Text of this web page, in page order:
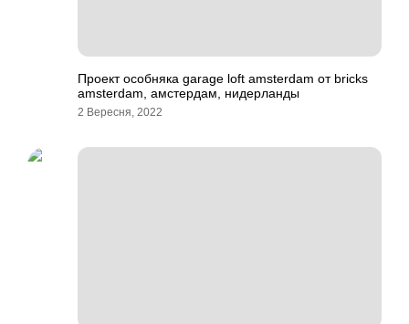
Проект особняка garage loft amsterdam от bricks
amsterdam, амстердам, нидерланды
2 Вересня, 2022